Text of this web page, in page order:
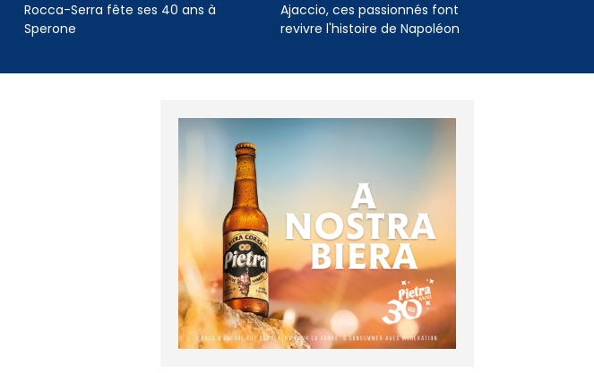
Rocca-Serra fête ses 40 ans à
Sperone
Ajaccio, ces passionnés font
revivre l'histoire de Napoléon